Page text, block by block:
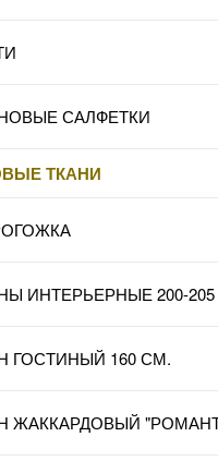
САЛФЕТКИ
ТКАНИ
ИНТЕРЬЕРНЫЕ 200-
ГОСТИНЫЙ 160 СМ.
ЖАККАРДОВЫЙ